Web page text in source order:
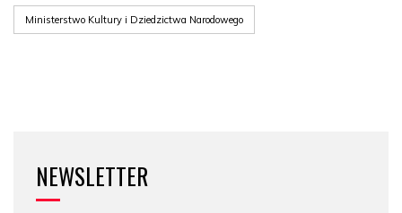
Ministerstwo Kultury i Dziedzictwa Narodowego
NEWSLETTER